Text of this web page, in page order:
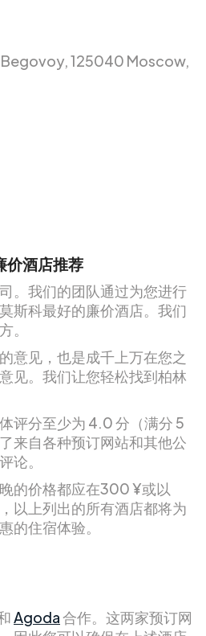
125040 Moscow,
价酒店推荐
。我们的团队通过为您进行
斯科最好的廉价酒店。我们
。
意见，也是成千上万在您之
见。我们让您轻松找到柏林
评分至少为 4.0 分（满分 5
来自各种预订网站和其他公
论。
的价格都应在300 ¥或以
以上列出的所有酒店都将为
的住宿体验。
Agoda合作。这两家预订网